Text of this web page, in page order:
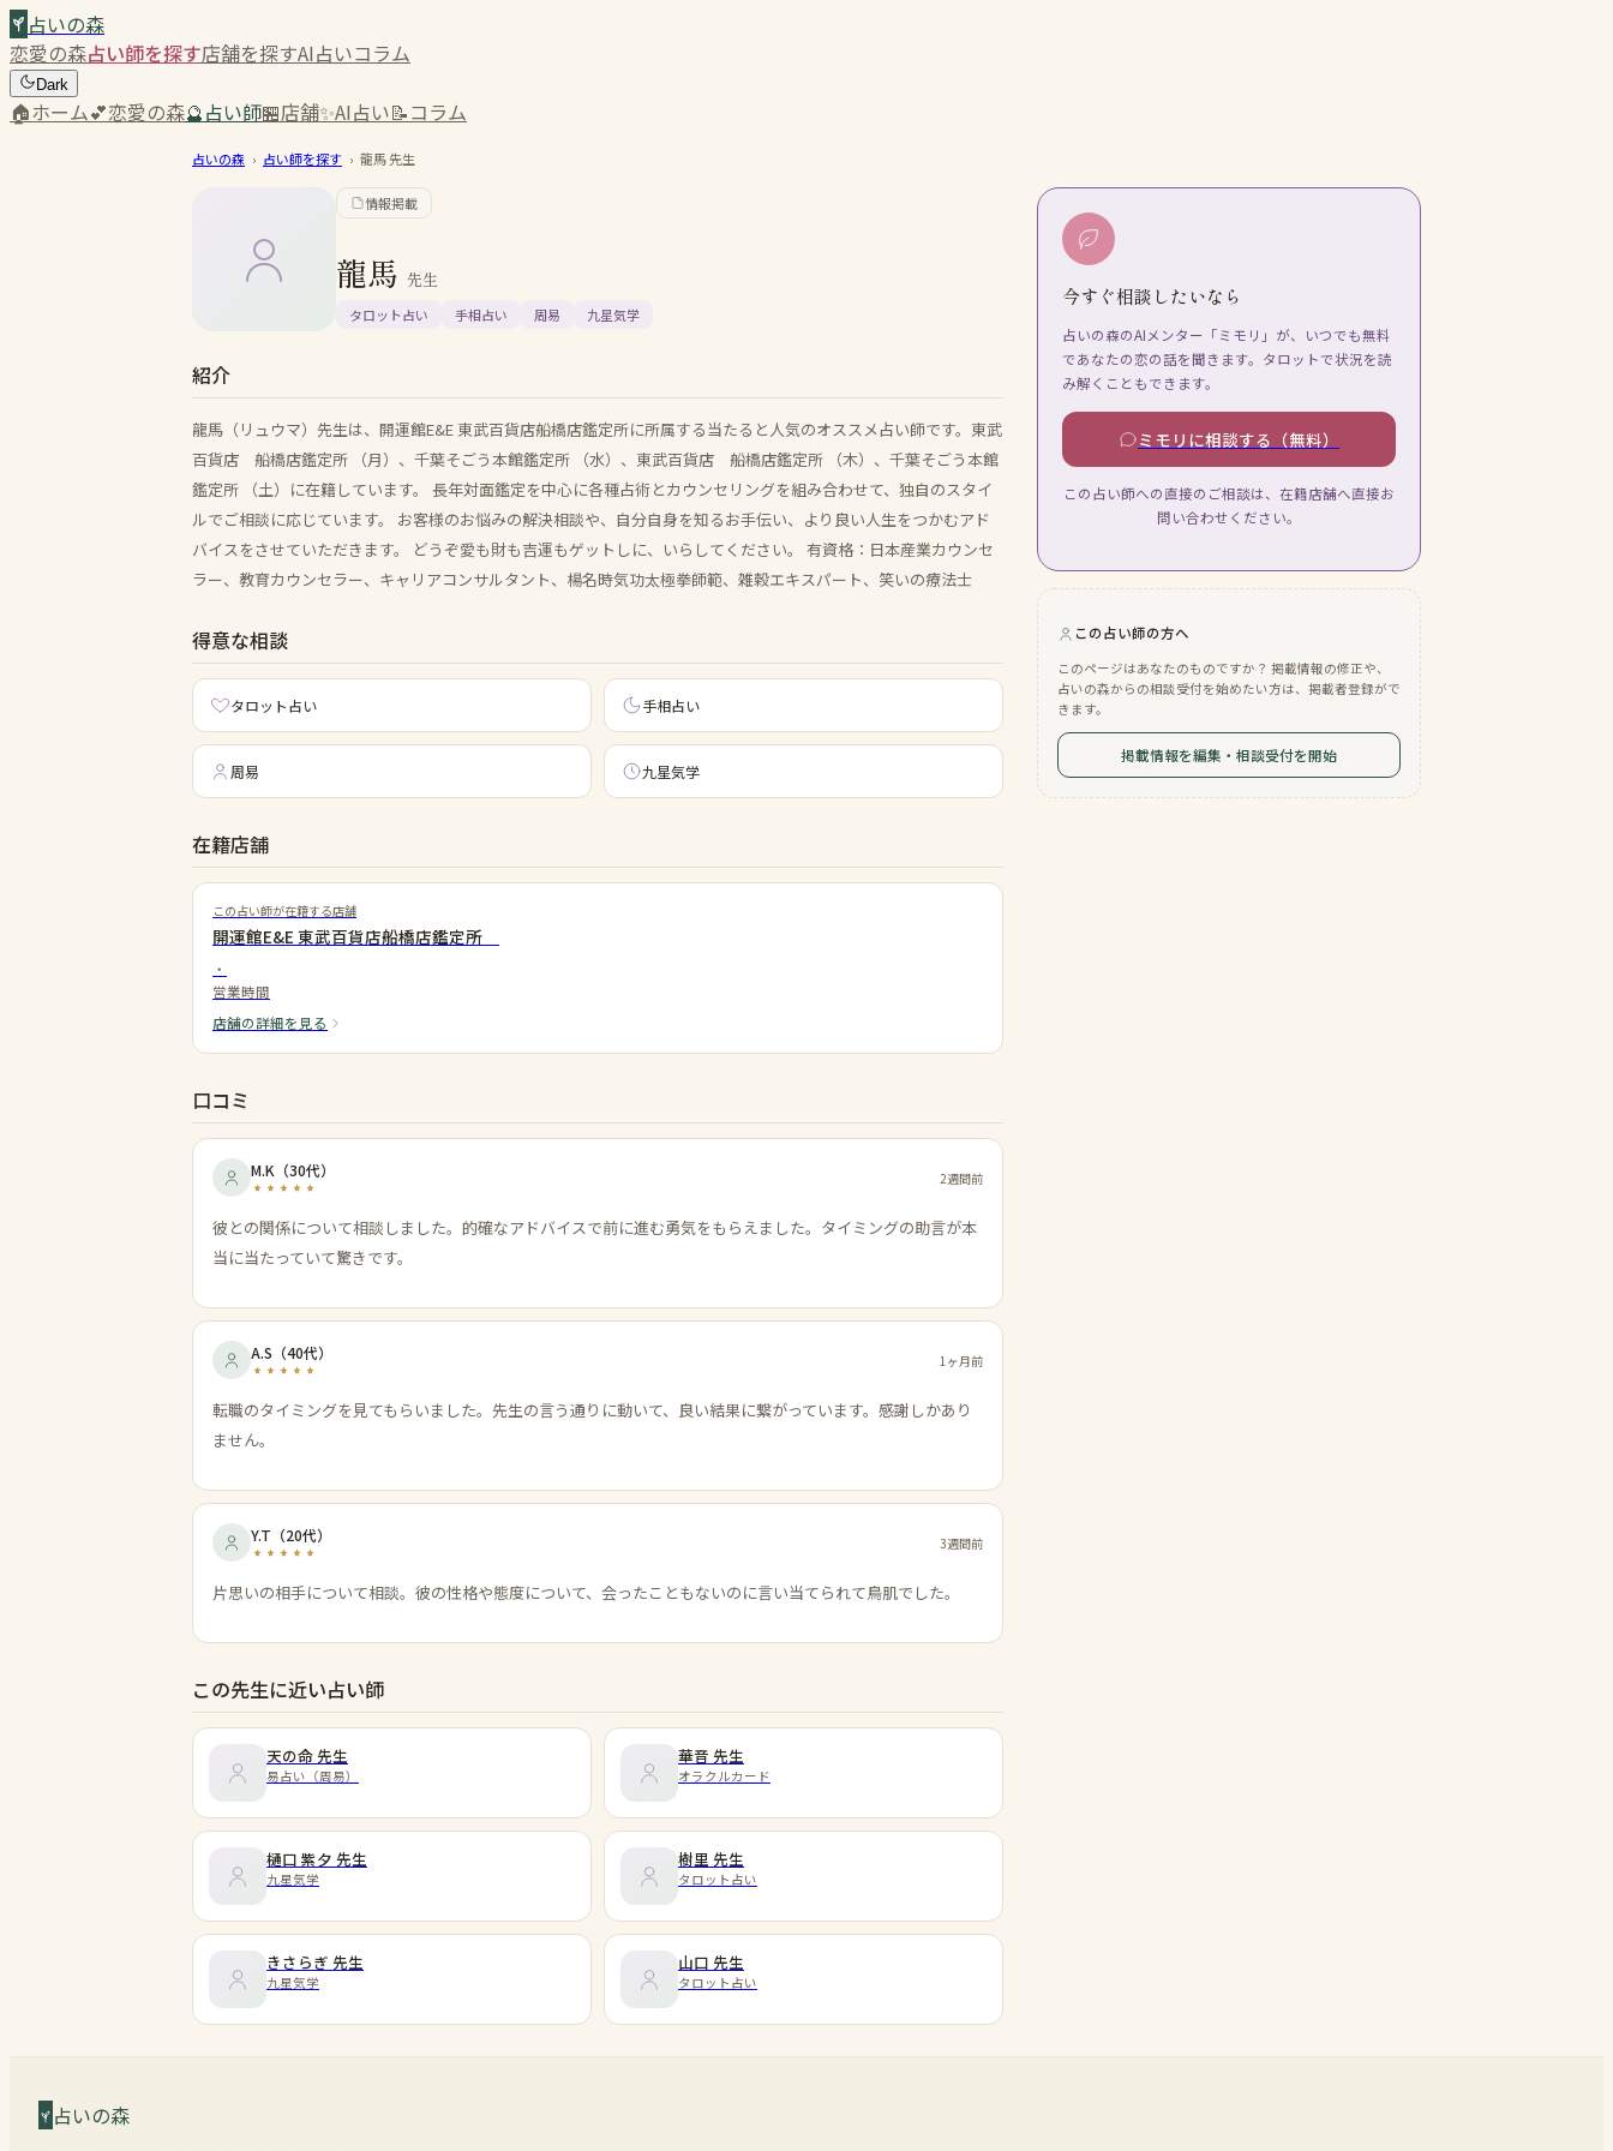
占いの森
恋愛の森占い師を探す店舗を探すAI占いコラム
Dark
🏠ホーム💕恋愛の森🔮占い師🏪店舗✨AI占い📝コラム
占いの森 › 占い師を探す › 龍馬先生
情報掲載
龍馬 先生
タロット占い 手相占い 周易 九星気学
紹介
龍馬（リュウマ）先生は、開運館E&E 東武百貨店船橋店鑑定所に所属する当たると人気のオススメ占い師です。東武
百貨店 船橋店鑑定所 （月）、千葉そごう本館鑑定所 （水）、東武百貨店 船橋店鑑定所 （木）、千葉そごう本館
鑑定所 （土）に在籍しています。 長年対面鑑定を中心に各種占術とカウンセリングを組み合わせて、独自のスタイ
ルでご相談に応じています。 お客様のお悩みの解決相談や、自分自身を知るお手伝い、より良い人生をつかむアド
バイスをさせていただきます。 どうぞ愛も財も吉運もゲットしに、いらしてください。 有資格：日本産業カウンセ
ラー、教育カウンセラー、キャリアコンサルタント、楊名時気功太極拳師範、雑穀エキスパート、笑いの療法士
得意な相談
タロット占い 手相占い
周易 九星気学
在籍店舗
この占い師が在籍する店舗
開運館E&E 東武百貨店船橋店鑑定所
・
営業時間
店舗の詳細を見る
口コミ
M.K （30代） 2週間前
彼との関係について相談しました。的確なアドバイスで前に進む勇気をもらえました。タイミングの助言が本
当に当たっていて驚きです。
A.S （40代） 1ヶ月前
転職のタイミングを見てもらいました。先生の言う通りに動いて、良い結果に繋がっています。感謝しかあり
ません。
Y.T （20代） 3週間前
片思いの相手について相談。彼の性格や態度について、会ったこともないのに言い当てられて鳥肌でした。
この先生に近い占い師
天の命 先生
易占い（周易）
華音 先生
オラクルカード
樋口 紫夕 先生
九星気学
樹里 先生
タロット占い
きさらぎ 先生
九星気学
山口 先生
タロット占い
今すぐ相談したいなら
占いの森のAIメンター「ミモリ」が、いつでも無料
であなたの恋の話を聞きます。タロットで状況を読
み解くこともできます。
ミモリに相談する（無料）
この占い師への直接のご相談は、在籍店舗へ直接お
問い合わせください。
この占い師の方へ
このページはあなたのものですか？ 掲載情報の修正や、
占いの森からの相談受付を始めたい方は、掲載者登録がで
きます。
掲載情報を編集・相談受付を開始
占いの森